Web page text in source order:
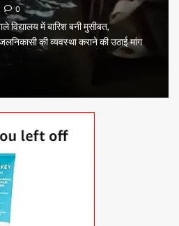
0
में बारिश बनी मुसीबत,
की व्यवस्था कराने की उठाई मांग